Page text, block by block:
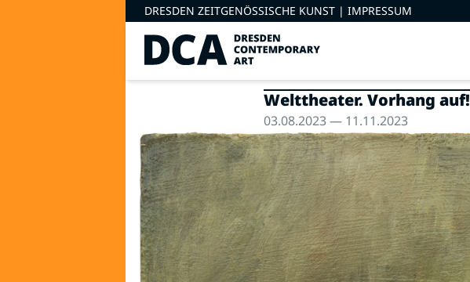
DRESDEN ZEITGENÖSSISCHE KUNST | IMPRESSUM
Welttheater. Vorhang auf!
03.08.2023 — 11.11.2023